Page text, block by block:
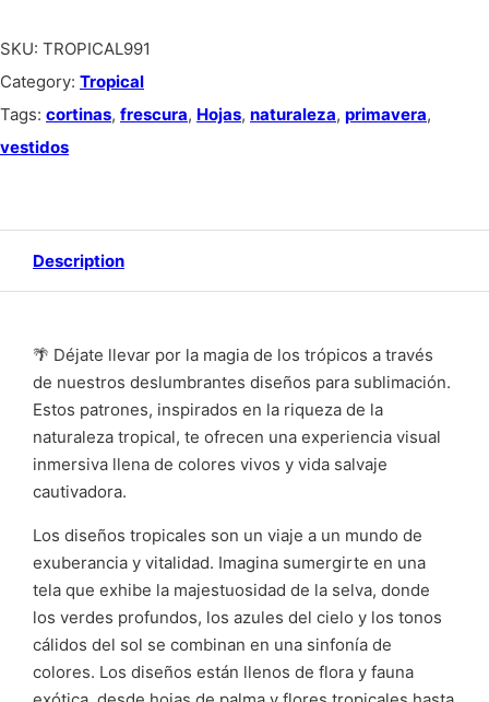
SKU: TROPICAL991
Category: Tropical
Tags: cortinas, frescura, Hojas, naturaleza, primavera,
vestidos
Description
🌴 Déjate llevar por la magia de los trópicos a través
de nuestros deslumbrantes diseños para sublimación.
Estos patrones, inspirados en la riqueza de la
naturaleza tropical, te ofrecen una experiencia visual
inmersiva llena de colores vivos y vida salvaje
cautivadora.
Los diseños tropicales son un viaje a un mundo de
exuberancia y vitalidad. Imagina sumergirte en una
tela que exhibe la majestuosidad de la selva, donde
los verdes profundos, los azules del cielo y los tonos
cálidos del sol se combinan en una sinfonía de
colores. Los diseños están llenos de flora y fauna